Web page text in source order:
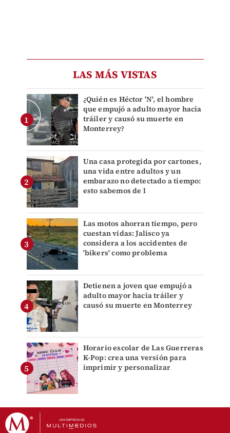
LAS MÁS VISTAS
¿Quién es Héctor 'N', el hombre
que empujó a adulto mayor hacia
tráiler y causó su muerte en
Monterrey?
Una casa protegida por cartones,
una vida entre adultos y un
embarazo no detectado a tiempo:
esto sabemos de l
Las motos ahorran tiempo, pero
cuestan vidas: Jalisco ya
considera a los accidentes de
'bikers' como problema
Detienen a joven que empujó a
adulto mayor hacia tráiler y
causó su muerte en Monterrey
Horario escolar de Las Guerreras
K-Pop: crea una versión para
imprimir y personalizar